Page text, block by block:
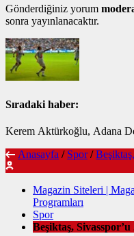
Gönderdiğiniz yorum
sonra yayınlanacaktır.
Sıradaki haber:
Kerem Aktürkoğlu, Adana
Anasayfa / Spor /
Magazin Siteleri |
Programları
Spor
Beşiktaş,